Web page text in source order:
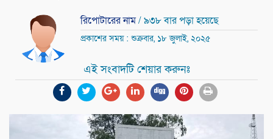
রিপোটারের নাম/ ৯৩৮ বার পড়া হয়েছে
প্রকাশের সময় : শুক্রবার, ১৮ জুলাই, ২০২৫
এই সংবাদটি শেয়ার করুনঃ